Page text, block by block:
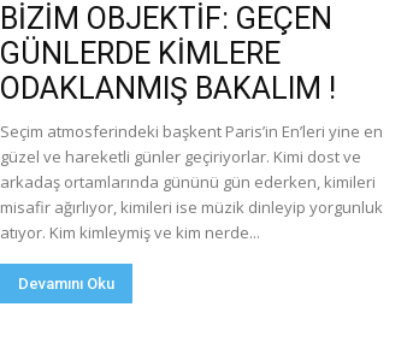
BİZİM OBJEKTİF: GEÇEN
GÜNLERDE KİMLERE
ODAKLANMIŞ BAKALIM !
Seçim atmosferindeki başkent Paris’in En’leri yine en
güzel ve hareketli günler geçiriyorlar. Kimi dost ve
arkadaş ortamlarında gününü gün ederken, kimileri
misafir ağırlıyor, kimileri ise müzik dinleyip yorgunluk
atıyor. Kim kimleymiş ve kim nerde...
Devamını Oku